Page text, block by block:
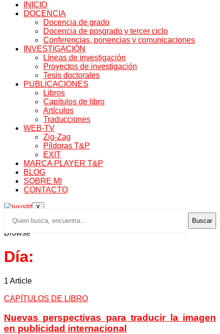
INICIO
DOCENCIA
Docencia de grado
Docencia de posgrado y tercer ciclo
Conferencias, ponencias y comunicaciones
INVESTIGACIÓN
Líneas de investigación
Proyectos de investigación
Tesis doctorales
PUBLICACIONES
Libros
Capítulos de libro
Artículos
Traducciones
WEB-TV
Zig-Zag
Píldoras T&P
EXIT
MARCA PLAYER T&P
BLOG
SOBRE MI
CONTACTO
X
Buscar
Browse
Día:
1 Article
CAPÍTULOS DE LIBRO
Nuevas perspectivas para traducir la imagen
en publicidad internacional